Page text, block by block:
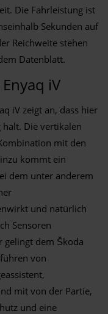
Die Fahrleistung ist
Sekunden auf
Reichweite stehen
Datenblatt.
iV
iV zeigt an, dass hier
hält. Die vertikalen
mit den
kommt ein
dem unter anderem
und natürlich
Sensoren
gelingt dem Škoda
von
mit von der Partie,
und eine